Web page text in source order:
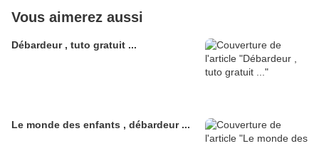
Vous aimerez aussi
Débardeur , tuto gratuit ...
Le monde des enfants , débardeur ...